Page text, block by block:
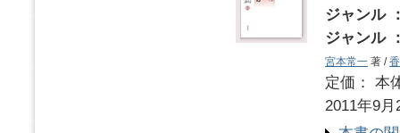
ジャンル
ジャンル
宮本常一 著 /
定価：
2011年9月